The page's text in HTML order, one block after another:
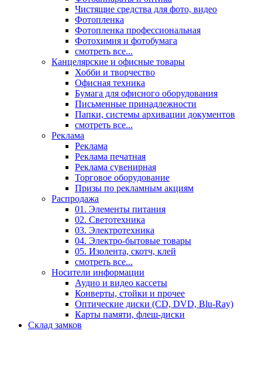
Чистящие средства для фото, видео
Фотопленка
Фотопленка профессиональная
Фотохимия и фотобумага
смотреть все...
Канцелярские и офисные товары
Хобби и творчество
Офисная техника
Бумага для офисного оборудования
Письменные принадлежности
Папки, системы архивации документов
смотреть все...
Реклама
Реклама
Реклама печатная
Реклама сувенирная
Торговое оборудование
Призы по рекламным акциям
Распродажа
01. Элементы питания
02. Светотехника
03. Электротехника
04. Электро-бытовые товары
05. Изолента, скотч, клей
смотреть все...
Носители информации
Аудио и видео кассеты
Конверты, стойки и прочее
Оптические диски (CD, DVD, Blu-Ray)
Карты памяти, флеш-диски
Склад замков